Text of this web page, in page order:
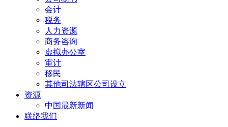
会计
税务
人力资源
商务咨询
虚拟办公室
审计
移民
其他司法辖区公司设立
资源
中国最新新闻
联络我们